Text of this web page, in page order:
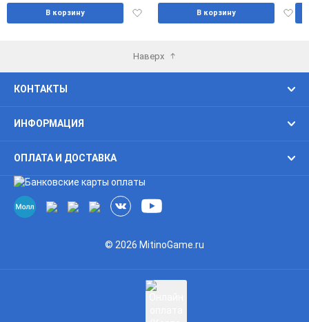
Добавить
В корзину В корзину
Наверх
КОНТАКТЫ
ИНФОРМАЦИЯ
ОПЛАТА И ДОСТАВКА
© 2026 MitinoGame.ru